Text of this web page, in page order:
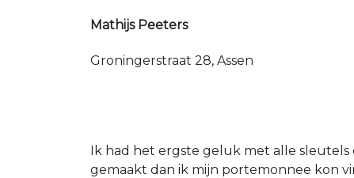
Mathijs Peeters
Groningerstraat 28, Assen
Ik had het ergste geluk met alle sleutels
gemaakt dan ik mijn portemonnee kon